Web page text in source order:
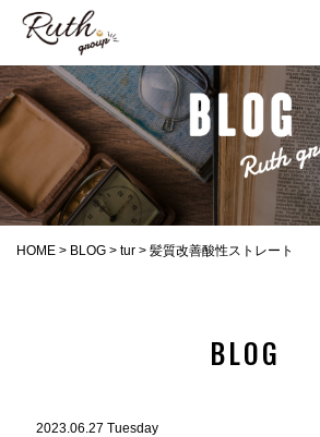
t
h
g
r
o
u
HOME > BLOG > tur > 髪質改善酸性ストレート
BLOG
2023.06.27 Tuesday